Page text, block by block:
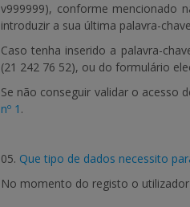
v999999), conforme mencionado
introduzir a sua última palavra-
Caso tenha inserido a palavra-
(21 242 76 52), ou do formulário
Se não conseguir validar o acesso
nº 1 .
05. Que tipo de dados necessito
No momento do registo o